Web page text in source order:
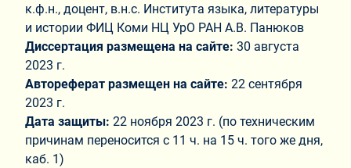
к.ф.н., доцент, в.н.с. Института языка, литературы
и истории ФИЦ Коми НЦ УрО РАН А.В. Панюков
Диссертация размещена на сайте: 30 августа
2023 г.
Автореферат размещен на сайте: 22 сентября
2023 г.
Дата защиты: 22 ноября 2023 г. (по техническим
причинам переносится с 11 ч. на 15 ч. того же дня,
каб. 1)